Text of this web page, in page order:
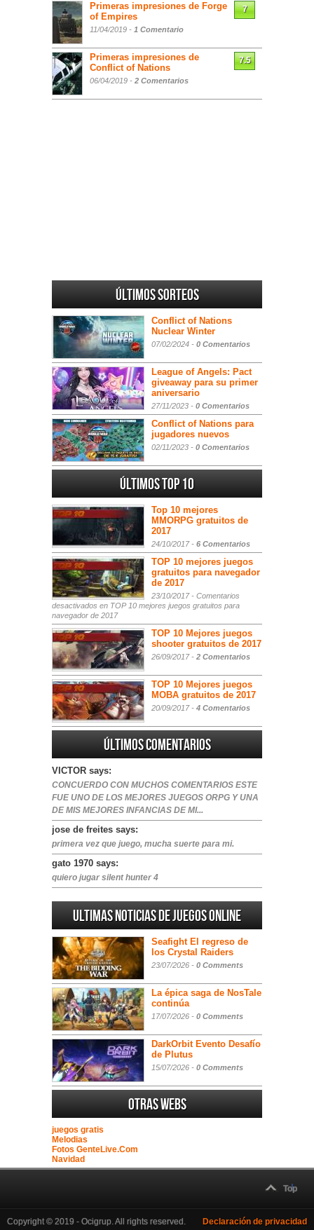
Primeras impresiones de Forge
of Empires
11/04/2019 - 1 Comentario
7
Primeras impresiones de
Conflict of Nations
06/04/2019 - 2 Comentarios
7.5
Últimos sorteos
Conflict of Nations
Nuclear Winter
07/02/2024 - 0 Comentarios
League of Angels: Pact
giveaway para su primer
aniversario
27/11/2023 - 0 Comentarios
Conflict of Nations para
jugadores nuevos
02/11/2023 - 0 Comentarios
Últimos Top 10
Top 10 mejores
MMORPG gratuitos de
2017
24/10/2017 - 6 Comentarios
TOP 10 mejores juegos
gratuitos para navegador
de 2017
23/10/2017 - Comentarios
desactivados en TOP 10 mejores juegos gratuitos para
navegador de 2017
TOP 10 Mejores juegos
shooter gratuitos de 2017
26/09/2017 - 2 Comentarios
TOP 10 Mejores juegos
MOBA gratuitos de 2017
20/09/2017 - 4 Comentarios
Últimos comentarios
VICTOR says:
CONCUERDO CON MUCHOS COMENTARIOS ESTE
FUE UNO DE LOS MEJORES JUEGOS ORPG Y UNA
DE MIS MEJORES INFANCIAS DE MI...
jose de freites says:
primera vez que juego, mucha suerte para mi.
gato 1970 says:
quiero jugar silent hunter 4
Ultimas noticias de juegos online
Seafight El regreso de
los Crystal Raiders
23/07/2026 - 0 Comments
La épica saga de NosTale
continúa
17/07/2026 - 0 Comments
DarkOrbit Evento Desafío
de Plutus
15/07/2026 - 0 Comments
Otras webs
juegos gratis
Melodias
Fotos GenteLive.Com
Navidad
Top
Copyright © 2019 - Ocigrup. All rights reserved. Declaración de privacidad